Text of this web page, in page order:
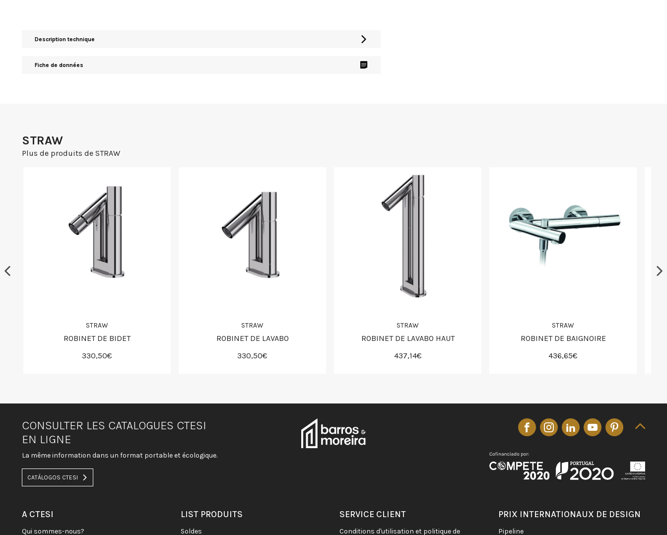
Description technique
Fiche de données
STRAW
Plus de produits de STRAW
STRAW
ROBINET DE BIDET
330,50€
STRAW
ROBINET DE LAVABO
330,50€
STRAW
ROBINET DE LAVABO HAUT
437,14€
STRAW
ROBINET DE BAIGNOIRE
436,65€
CONSULTER LES CATALOGUES CTESI
EN LIGNE
La même information dans un format portable et écologique.
CATÁLOGOS CTESI
A CTESI
qui sommes-nous?
LIST PRODUITS
soldes
SERVICE CLIENT
conditions d'utilisation et politique de
PRIX INTERNATIONAUX DE DESIGN
pipeline